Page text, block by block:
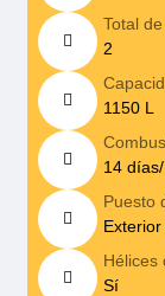
Total
2
1150 L
14 días/
Puesto
Hélices
Sí